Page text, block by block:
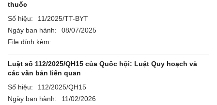
thuốc
Số hiệu:
11/2025/TT-BYT
Ngày ban hành:
08/07/2025
File đính kèm:
Luật số 112/2025/QH15 của Quốc hội: Luật Quy hoạch và
các văn bản liên quan
Số hiệu:
112/2025/QH15
Ngày ban hành:
11/02/2026